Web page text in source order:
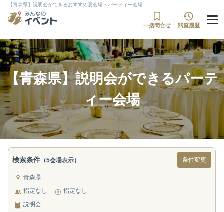
【青森県】説明会ができるおすすめ宴会場・パーティー会場
一括問合せ 閲覧履歴
【青森県】説明会ができるパーテ
ィー会場
検索条件 （5会場表示） 条件変更
青森県
指定なし
指定なし
説明会